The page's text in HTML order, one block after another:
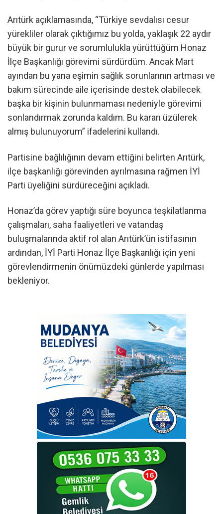
Arıtürk açıklamasında, “Türkiye sevdalısı cesur
yürekliler olarak çıktığımız bu yolda, yaklaşık 22 aydır
büyük bir gurur ve sorumlulukla yürüttüğüm Honaz
İlçe Başkanlığı görevimi sürdürdüm. Ancak Mart
ayından bu yana eşimin sağlık sorunlarının artması ve
bakım sürecinde aile içerisinde destek olabilecek
başka bir kişinin bulunmaması nedeniyle görevimi
sonlandırmak zorunda kaldım. Bu kararı üzülerek
almış bulunuyorum” ifadelerini kullandı.
Partisine bağlılığının devam ettiğini belirten Arıtürk,
ilçe başkanlığı görevinden ayrılmasına rağmen İYİ
Parti üyeliğini sürdüreceğini açıkladı.
Honaz’da görev yaptığı süre boyunca teşkilatlanma
çalışmaları, saha faaliyetleri ve vatandaş
buluşmalarında aktif rol alan Arıtürk’ün istifasının
ardından, İYİ Parti Honaz İlçe Başkanlığı için yeni
görevlendirmenin önümüzdeki günlerde yapılması
bekleniyor.